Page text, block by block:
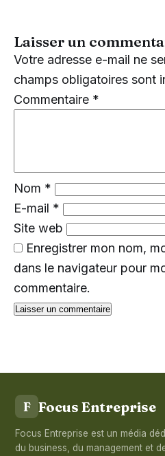
Laisser un
Votre adresse e-mail ne
champs obligatoires sont
Commentaire *
Nom *
E-mail *
Site web
Enregistrer mon nom,
dans le navigateur pour
commentaire.
F Focus Entreprise
Focus Entreprise est un média
du business, du management et